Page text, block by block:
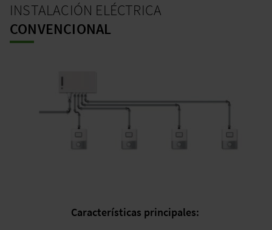
INSTALACIÓN ELÉCTRICA
CONVENCIONAL
Características principales: